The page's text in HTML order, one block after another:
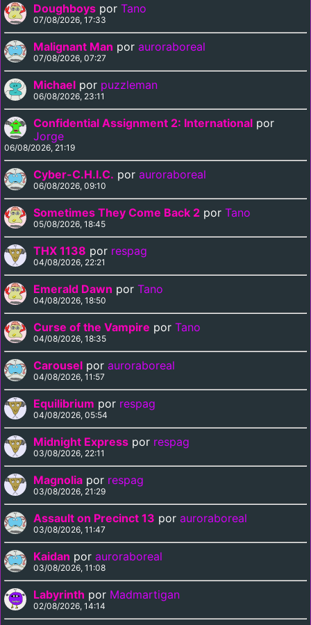
Doughboys por Tano
07/08/2026, 17:33
Malignant Man por auroraboreal
07/08/2026, 07:27
Michael por puzzleman
06/08/2026, 23:11
Confidential Assignment 2: International por
Jorge
06/08/2026, 21:19
Cyber-C.H.I.C. por auroraboreal
06/08/2026, 09:10
Sometimes They Come Back 2 por Tano
05/08/2026, 18:45
THX 1138 por respag
04/08/2026, 22:21
Emerald Dawn por Tano
04/08/2026, 18:50
Curse of the Vampire por Tano
04/08/2026, 18:35
Carousel por auroraboreal
04/08/2026, 11:57
Equilibrium por respag
04/08/2026, 05:54
Midnight Express por respag
03/08/2026, 22:11
Magnolia por respag
03/08/2026, 21:29
Assault on Precinct 13 por auroraboreal
03/08/2026, 11:47
Kaidan por auroraboreal
03/08/2026, 11:08
Labyrinth por Madmartigan
02/08/2026, 14:14